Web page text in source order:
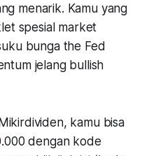
menarik. Kamu yang
spesial market
bunga the Fed
jelang bullish
kamu bisa
dengan kode